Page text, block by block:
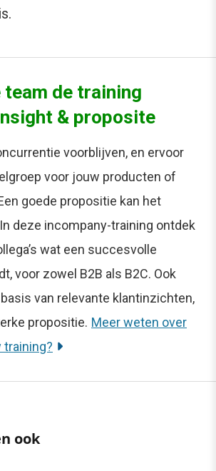
team de training
& proposite
voorblijven, en ervoor
voor jouw producten of
goede propositie kan het
deze incompany-training ontdek
wat een succesvolle
voor zowel B2B als B2C. Ook
van relevante klantinzichten,
propositie. Meer weten over
training?
ook